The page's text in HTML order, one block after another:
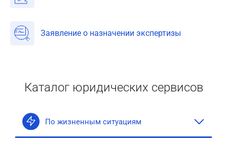
Заявление о назначении экспертизы
Каталог юридических сервисов
По жизненным ситуациям